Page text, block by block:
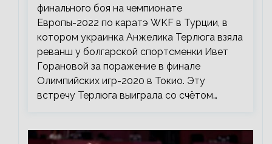
финального боя на чемпионате
Европы-2022 по каратэ WKF в Турции, в
котором украинка Анжелика Терлюга взяла
реванш у болгарской спортсменки Ивет
Горановой за поражение в финале
Олимпийских игр-2020 в Токио. Эту
встречу Терлюга выиграла со счётом…